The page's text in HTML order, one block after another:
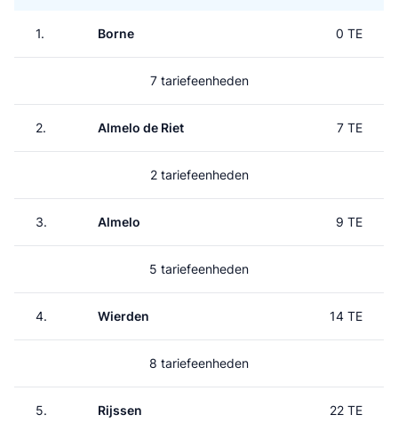
1. Borne 0 TE
7 tariefeenheden
2. Almelo de Riet 7 TE
2 tariefeenheden
3. Almelo 9 TE
5 tariefeenheden
4. Wierden 14 TE
8 tariefeenheden
5. Rijssen 22 TE